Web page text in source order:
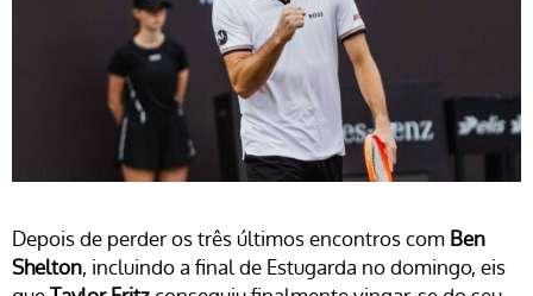
Depois de perder os três últimos encontros com Ben
Shelton, incluindo a final de Estugarda no domingo, eis